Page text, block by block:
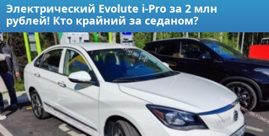
Электрический Evolute i-Pro за 2 млн
рублей! Кто крайний за седаном?